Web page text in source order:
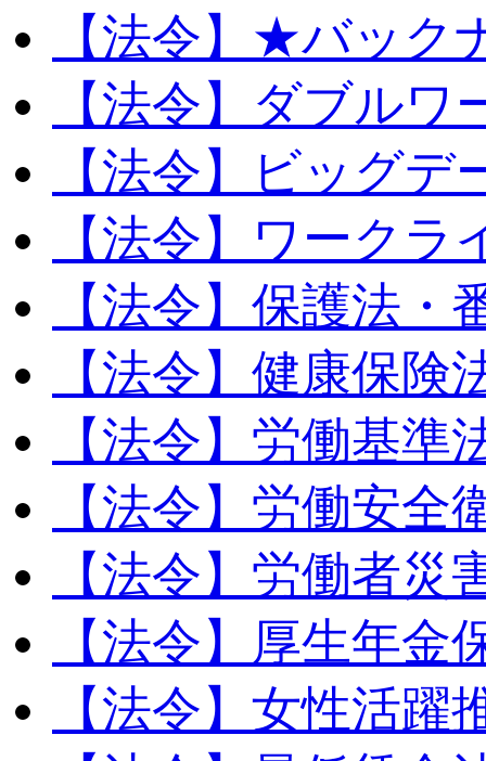
【法令】★バック
【法令】ダブルワ
【法令】ビッグデ
【法令】ワークラ
【法令】保護法・
【法令】健康保険
【法令】労働基準
【法令】労働安全
【法令】労働者災
【法令】厚生年金
【法令】女性活躍